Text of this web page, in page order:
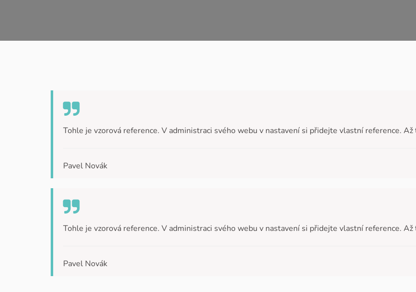
Tohle je vzorová reference. V administraci svého webu v nastavení si přidejte vlastní reference.
Pavel Novák
Tohle je vzorová reference. V administraci svého webu v nastavení si přidejte vlastní reference.
Pavel Novák